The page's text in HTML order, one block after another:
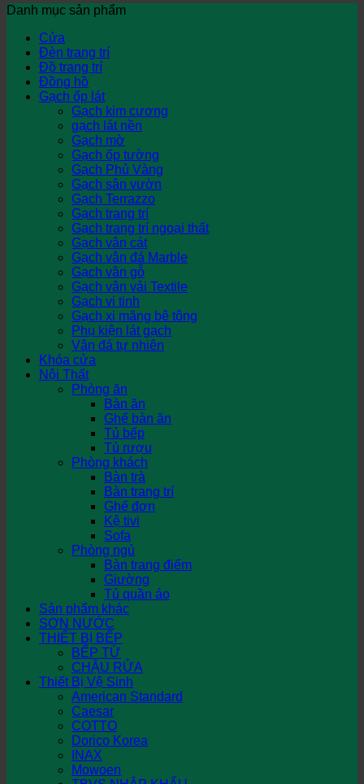
Danh mục sản phẩm
Cửa
Đèn trang trí
Đồ trang trí
Đồng hồ
Gạch ốp lát
Gạch kim cương
gạch lát nền
Gạch mờ
Gạch ốp tường
Gạch Phủ Vàng
Gạch sân vườn
Gạch Terrazzo
Gạch trang trí
Gạch trang trí ngoại thất
Gạch vân cát
Gạch vân đá Marble
Gạch vân gỗ
Gạch vân vải Textile
Gạch vi tinh
Gạch xi măng bê tông
Phụ kiện lát gạch
Vân đá tự nhiên
Khóa cửa
Nội Thất
Phòng ăn
Bàn ăn
Ghế bàn ăn
Tủ bếp
Tủ rượu
Phòng khách
Bàn trà
Bàn trang trí
Ghế đơn
Kệ tivi
Sofa
Phòng ngủ
Bàn trang điểm
Giường
Tủ quần áo
Sản phẩm khác
SƠN NƯỚC
THIẾT BỊ BẾP
BẾP TỪ
CHẬU RỬA
Thiết Bị Vệ Sinh
American Standard
Caesar
COTTO
Dorico Korea
INAX
Mowoen